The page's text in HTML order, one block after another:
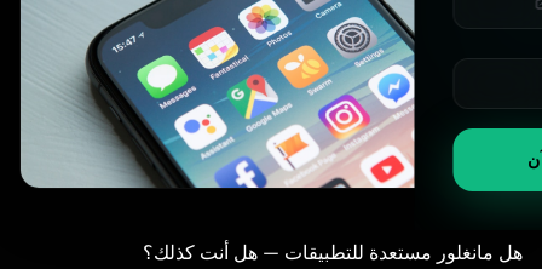
هل مانغلور مستعدة للتطبيقات — هل أنت كذلك؟